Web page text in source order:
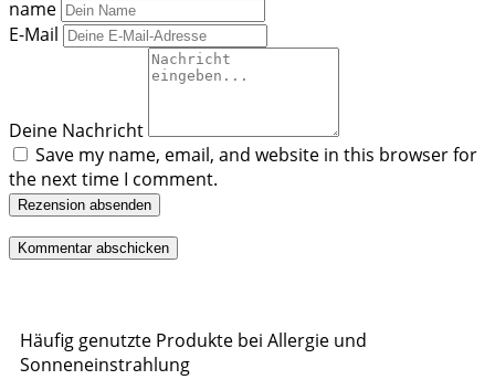
name
E-Mail
Deine Nachricht
Save my name, email, and website in this browser for
the next time I comment.
Rezension absenden
Häufig genutzte Produkte bei Allergie und
Sonneneinstrahlung